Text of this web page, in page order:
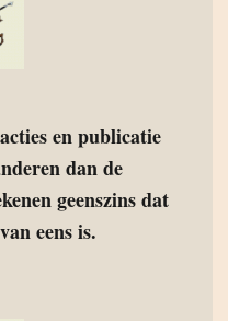
en publicatie
dan de
geenszins dat
eens is.